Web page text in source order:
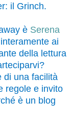
il Grinch.
è Serena
ai
della lettura
di una facilità
regole e invito
è un blog